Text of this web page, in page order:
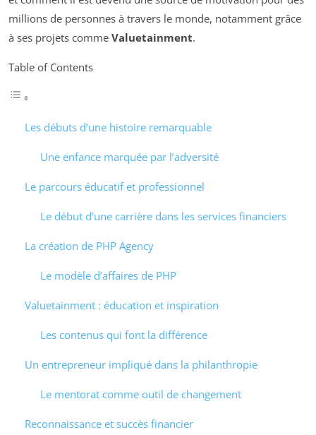
millions de personnes à travers le monde, notamment grâce
à ses projets comme Valuetainment.
Table of Contents
Les débuts d’une histoire remarquable
Une enfance marquée par l’adversité
Le parcours éducatif et professionnel
Le début d’une carrière dans les services financiers
La création de PHP Agency
Le modèle d’affaires de PHP
Valuetainment : éducation et inspiration
Les contenus qui font la différence
Un entrepreneur impliqué dans la philanthropie
Le mentorat comme outil de changement
Reconnaissance et succès financier